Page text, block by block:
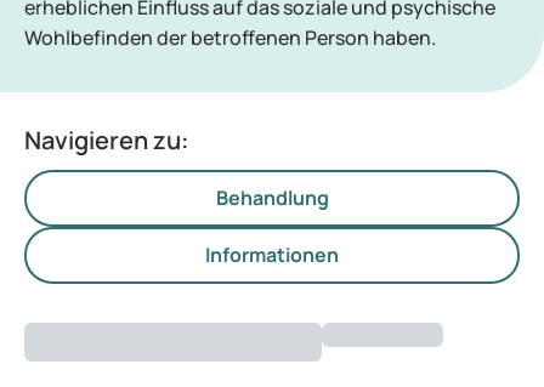
erheblichen Einfluss auf das soziale und psychische
Wohlbefinden der betroffenen Person haben.
Navigieren zu:
Behandlung
Informationen